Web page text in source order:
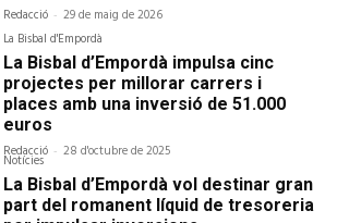
Redacció - 29 de maig de 2026
La Bisbal d'Empordà
La Bisbal d’Empordà impulsa cinc
projectes per millorar carrers i
places amb una inversió de 51.000
euros
Redacció - 28 d'octubre de 2025
Notícies
La Bisbal d’Empordà vol destinar gran
part del romanent líquid de tresoreria